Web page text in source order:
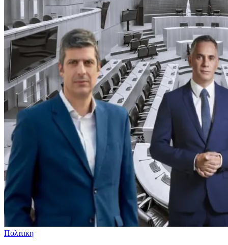
Πολιτικη